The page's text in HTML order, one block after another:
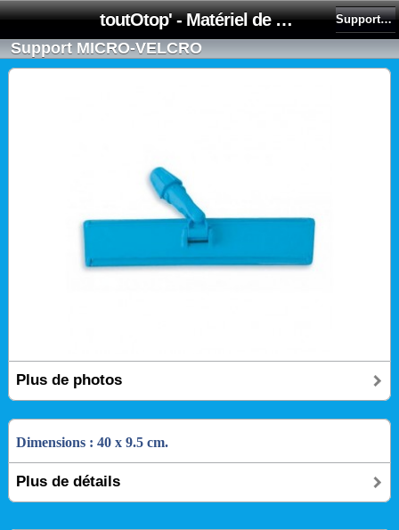
toutOtop' - Matériel de nettoyage, produit d'entretien, lubrifiant pour professionnel et particulier Supports de lavage à plat
Support MICRO-VELCRO
Plus de photos
Dimensions : 40 x 9.5 cm.
Plus de détails